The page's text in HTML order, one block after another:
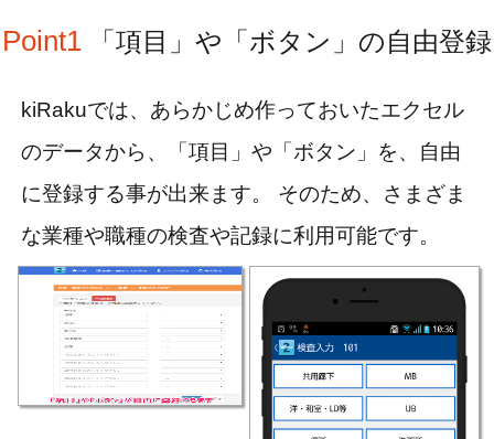
Point1 「項目」や「ボタン」の自由登録
kiRakuでは、あらかじめ作っておいたエクセル
のデータから、「項目」や「ボタン」を、自由
に登録する事が出来ます。 そのため、さまざま
な業種や職種の検査や記録に利用可能です。